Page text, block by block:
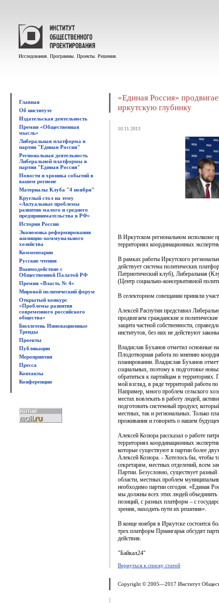
Исследования. Программы. Проекты. Решения.
Главная
Об институте
Издательская деятельность
Премия «Общественная
мысль»
Либеральная платформа в
партии "Единая Россия"
Региональная деятельность
Либеральной платформы в
партии "Единая Россия"
Новости и хроника событий в
вашем регионе
Материалы Клуба "4 ноября"
Круглый стол на тему
«Актуальные проблемы
развития малого и среднего
предпринимательства в РФ»
История России
Экономика реформирования
жилищно-коммунального
хозяйства
Комментарии
Русские чтения
Взаимодействие с
Общественной Палатой РФ
Премия «Власть № 4»
Мировой политический форум
Открытый конкурс
«Проблемы развития
современного российского
общества»
Бюллетень Инновационные
Тренды
Проекты
Публикации
Мероприятия
Пресса
Контакты
Конференции
«Единая Россия»
иркутскую глубинку
10.11.2013
В Иркутском региональном исполкоме
территориях координационных
В рамках работы Иркутского
действует система политических
Патриотический клуб), Либеральная
(Центр социально-консервативной
В селекторном совещании приняли
Алексей Распутин представил
продвигаем гражданские и
защита частной собственности,
институтов, без них не действуют
Владислав Буханов отметил основные
Плодотворная работа по мнению
планировании. Владислав Буханов
социальных, поэтому к подготовке
обратиться к партийцам в территориях.
мой взгляд, в ряде территорий работа
Например, много проблем сельского
местах вовлекать в работу людей,
подготовить системный продукт,
местных, так и региональных. Только
проживания и говорить о нашем
Алексей Козюра рассказал о работе
территориях координационных
которые существуют в партии более
Алексей Козюра. - Хотелось бы, чтобы
секретарям, местных отделений, всем
Партии. Безусловно, существует
области, местных проблем
необходимо партии сегодня. «Единая
мы должны всех этих людей
позиций, с разных платформ – с
зрения, находить пути их решения».
В конце ноября в Иркутске состоится
трех платформ Приангарья обсудят
действия.
"Байкал24"
Вернуться к списку статей
Copyright © 2005—2017 Институт